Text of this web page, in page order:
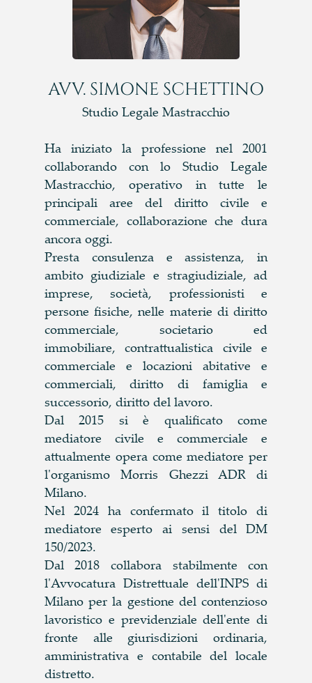
AVV. SIMONE SCHETTINO
Studio Legale Mastracchio
Ha iniziato la professione nel 2001
collaborando con lo Studio Legale
Mastracchio, operativo in tutte le
principali aree del diritto civile e
commerciale, collaborazione che dura
ancora oggi.
Presta consulenza e assistenza, in
ambito giudiziale e stragiudiziale, ad
imprese, società, professionisti e
persone fisiche, nelle materie di diritto
commerciale, societario ed
immobiliare, contrattualistica civile e
commerciale e locazioni abitative e
commerciali, diritto di famiglia e
successorio, diritto del lavoro.
Dal 2015 si è qualificato come
mediatore civile e commerciale e
attualmente opera come mediatore per
l'organismo Morris Ghezzi ADR di
Milano.
Nel 2024 ha confermato il titolo di
mediatore esperto ai sensi del DM
150/2023.
Dal 2018 collabora stabilmente con
l'Avvocatura Distrettuale dell'INPS di
Milano per la gestione del contenzioso
lavoristico e previdenziale dell'ente di
fronte alle giurisdizioni ordinaria,
amministrativa e contabile del locale
distretto.